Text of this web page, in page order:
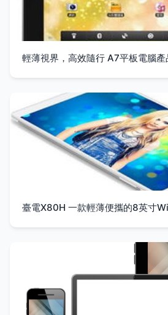
輕薄視界，高效隨行 A7平板電腦產
臺電X80H 一款輕薄便攜的8英寸